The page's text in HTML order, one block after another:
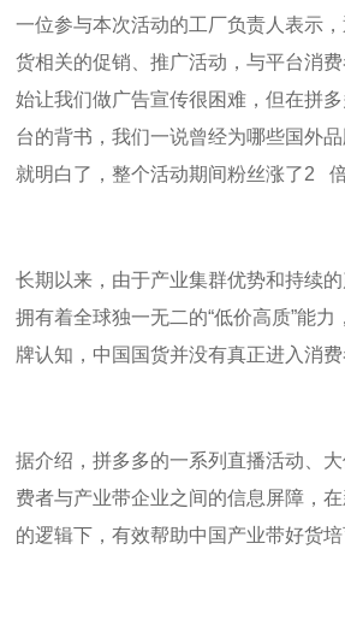
一位参与本次活动的工厂负责人表示
货相关的促销、推广活动，与平台消
始让我们做广告宣传很困难，但在拼
台的背书，我们一说曾经为哪些国外
就明白了，整个活动期间粉丝涨了2
长期以来，由于产业集群优势和持续
拥有着全球独一无二的“低价高质”能力
牌认知，中国国货并没有真正进入消费
据介绍，拼多多的一系列直播活动、
费者与产业带企业之间的信息屏障，
的逻辑下，有效帮助中国产业带好货培